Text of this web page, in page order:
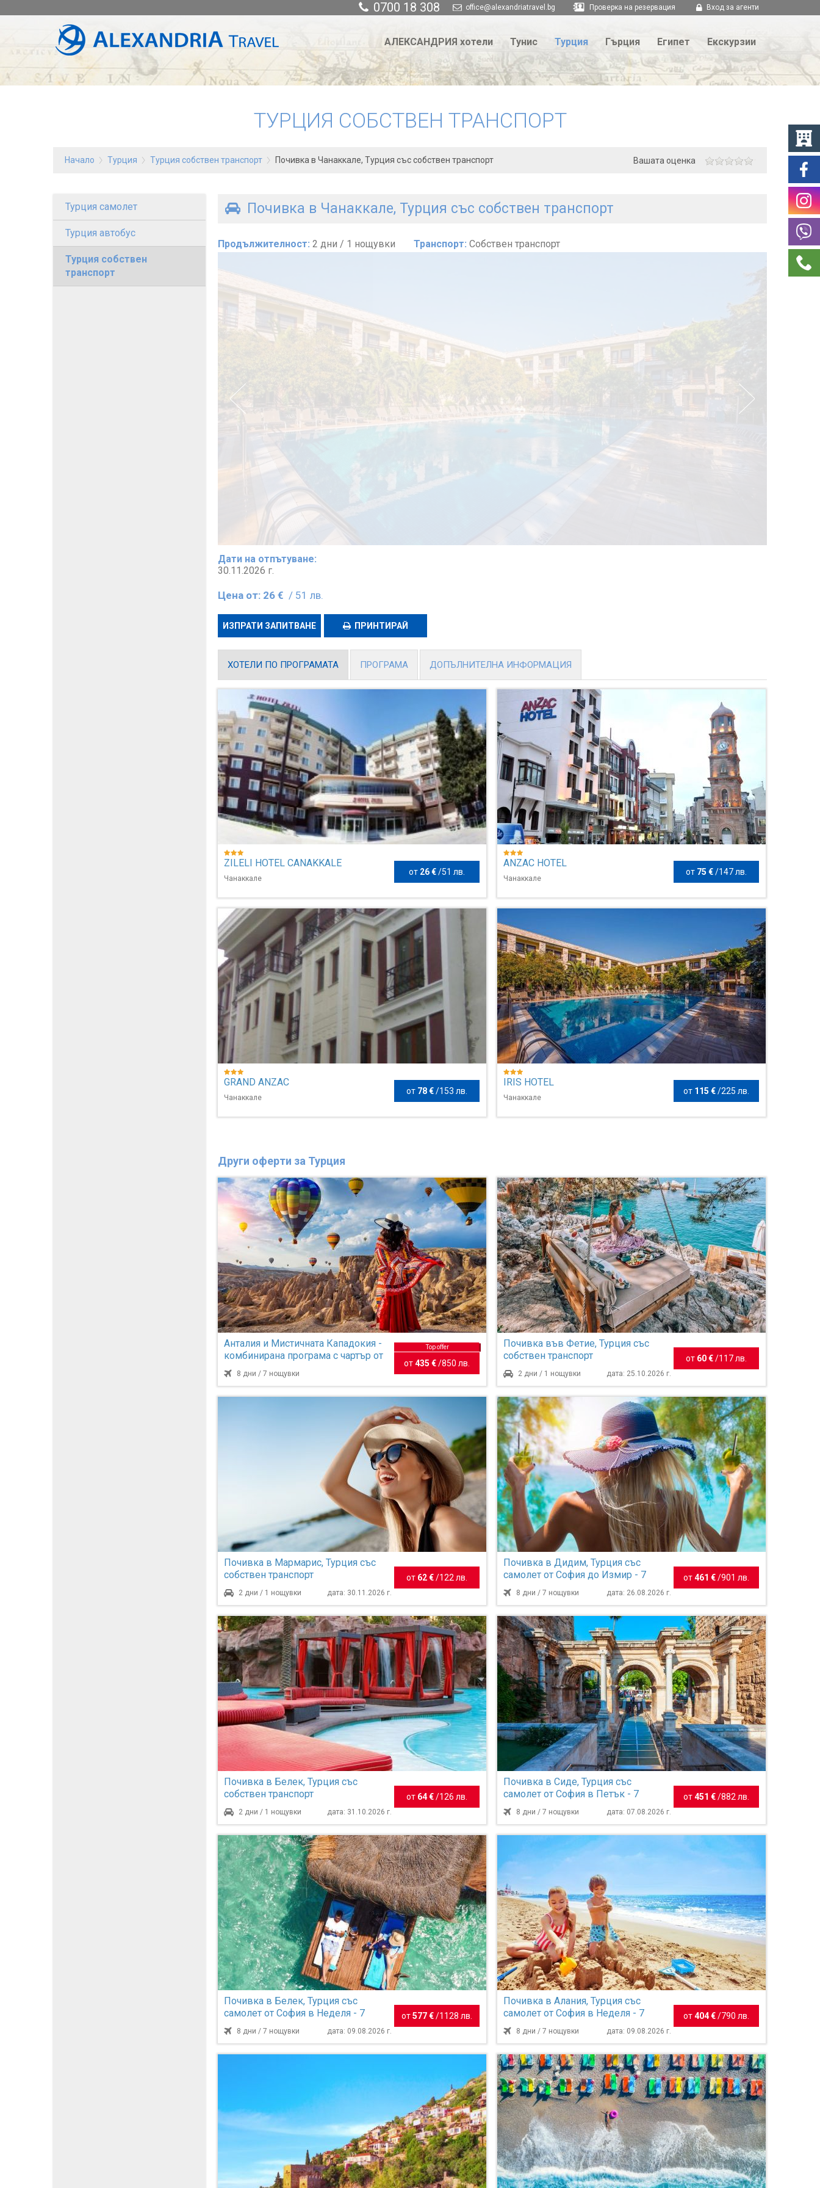
0700 18 308 office@alexandriatravel.bg Проверка на резервация Вход за агенти
АЛЕКСАНДРИЯ хотели Тунис Турция Гърция Египет Екскурзии
ТУРЦИЯ СОБСТВЕН ТРАНСПОРТ
Начало Турция Турция собствен транспорт Почивка в Чанаккале, Турция със собствен транспорт Вашата оценка
Турция самолет
Турция автобус
Турция собствен
транспорт
Почивка в Чанаккале, Турция със собствен транспорт
Продължителност: 2 дни / 1 нощувки Транспорт: Собствен транспорт
Дати на отпътуване:
30.11.2026 г.
Цена от: 26 € / 51 лв.
ИЗПРАТИ ЗАПИТВАНЕ ПРИНТИРАЙ
ХОТЕЛИ ПО ПРОГРАМАТА ПРОГРАМА ДОПЪЛНИТЕЛНА ИНФОРМАЦИЯ
ZILELI HOTEL CANAKKALE
Чанаккале
от 26 € / 51 лв.
ANZAC HOTEL
Чанаккале
от 75 € / 147 лв.
GRAND ANZAC
Чанаккале
от 78 € / 153 лв.
IRIS HOTEL
Чанаккале
от 115 € /225 лв.
Други оферти за Турция
Анталия и Мистичната Кападокия -
комбинирана програма с чартър от
София8 дни / 7 нощувки
Top offer
от435 € /850 лв.
Почивка във Фетие, Турция със
собствен транспорт
2 дни / 1 нощувки дата: 25.10.2026 г.
от 60 € / 117 лв.
Почивка в Мармарис, Турция със
собствен транспорт
2 дни / 1 нощувки дата: 30.11.2026 г.
от 62 € / 122 лв.
Почивка в Дидим, Турция със
самолет от София до Измир - 7
нощувки
8 дни / 7 нощувки дата: 26.08.2026 г.
от461 € /901 лв.
Почивка в Белек, Турция със
собствен транспорт
2 дни / 1 нощувки дата: 31.10.2026 г.
от 64 € / 126 лв.
Почивка в Сиде, Турция със
самолет от София в Петък - 7
нощувки
8 дни / 7 нощувки дата: 07.08.2026 г.
от451 € /882 лв.
Почивка в Белек, Турция със
самолет от София в Неделя - 7
нощувки
8 дни / 7 нощувки дата: 09.08.2026 г.
от577 € / 1128 лв.
Почивка в Алания, Турция със
самолет от София в Неделя - 7
нощувки
8 дни / 7 нощувки дата: 09.08.2026 г.
от404 € / 790 лв.